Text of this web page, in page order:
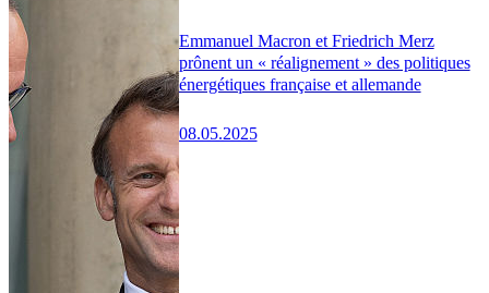
Emmanuel Macron et Friedrich Merz
prônent un « réalignement » des politiques
énergétiques française et allemande
08.05.2025